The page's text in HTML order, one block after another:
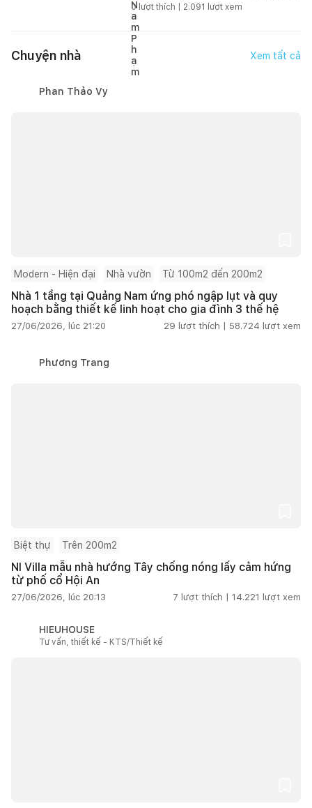
0lượt thích | 2.091 lượt xem
Chuyện nhà Xem tất cả
Phan Thảo Vy
Modern - Hiện đại Nhà vườn Từ 100m2 đến 200m2
Nhà 1 tầng tại Quảng Nam ứng phó ngập lụt và quy
hoạch bằng thiết kế linh hoạt cho gia đình 3 thế hệ
27/06/2026, lúc 21:20 29 lượt thích | 58.724 lượt xem
Phương Trang
Biệt thự Trên 200m2
NI Villa mẫu nhà hướng Tây chống nóng lấy cảm hứng
từ phố cổ Hội An
27/06/2026, lúc 20:13 7 lượt thích | 14.221 lượt xem
HIEUHOUSE
Tư vấn, thiết kế - KTS/Thiết kế